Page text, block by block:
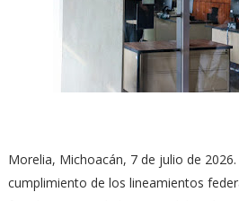
Morelia, Michoacán, 7 de julio de
cumplimiento de los lineamientos